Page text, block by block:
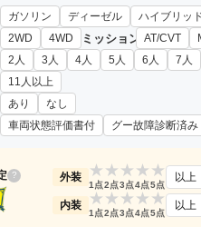
その他「ワンダフルセレクショ
ガソリン ディーゼル ハイブリッ
2WD 4WD ミッション AT/CVT
2人 3人 4人 5人 6人 7人
11人以上
あり なし
車両状態評価書付 グー故障診断済み
? 外装 ★
1点
★
2点
★
3点
★
4点
★
5点
以上
内装 ★
1点
★
2点
★
3点
★
4点
★
5点
以上